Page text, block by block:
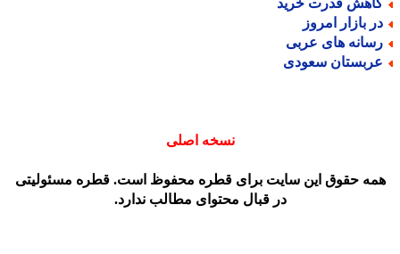
قدرت خرید
بازار امروز
های عربی
سعودی
نسخه اصلی
حقوق این سایت برای قطره محفوظ است. قطره مسئولیتی
در قبال محتوای مطالب ندارد.